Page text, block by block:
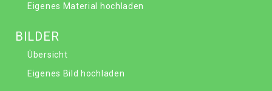
Eigenes Material hochladen
BILDER
Übersicht
Eigenes Bild hochladen